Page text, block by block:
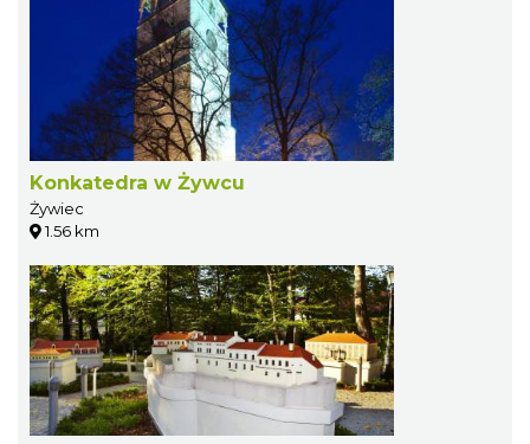
Konkatedra w Żywcu
Żywiec
1.56 km